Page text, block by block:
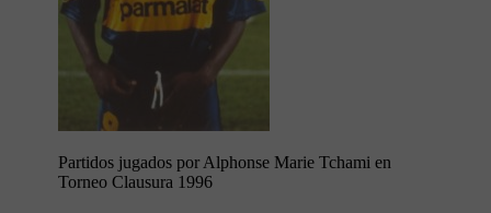
Partidos jugados por Alphonse Marie Tchami en
Torneo Clausura 1996